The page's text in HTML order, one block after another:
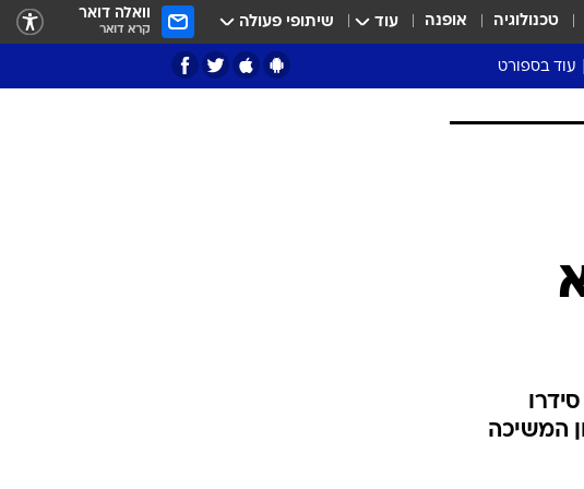
טכנולוגיה אופנה עוד שיתופי פעולה וואלה דואר
קרא דואר
עוד בספורט
אבא של שבת
מעל הטבעת
טראש טוק
ספורט אמריקאי